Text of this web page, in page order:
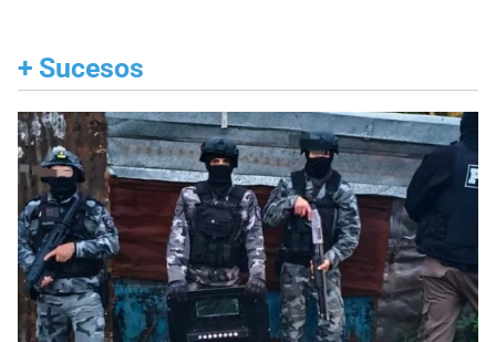
+ Sucesos